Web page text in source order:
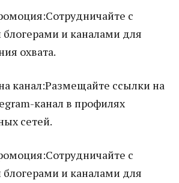
с
и каналами для
охвата.
канал:Размещайте ссылки на
канал в профилях
сетей.
с
и каналами для